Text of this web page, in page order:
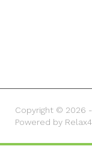
Copyright © 2026
Powered by